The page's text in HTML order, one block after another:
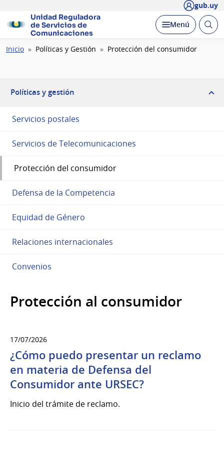
gub.uy
Unidad Reguladora
de Servicios de
Comunicaciones
Desplegar
Menú Abrir
Ruta
Inicio Políticas y Gestión Protección del consumidor
Políticas y gestión
Servicios postales
Servicios de Telecomunicaciones
Protección del consumidor
Defensa de la Competencia
Equidad de Género
Relaciones internacionales
Convenios
Protección al consumidor
17/07/2026
¿Cómo puedo presentar un reclamo
en materia de Defensa del
Consumidor ante URSEC?
Inicio del trámite de reclamo.